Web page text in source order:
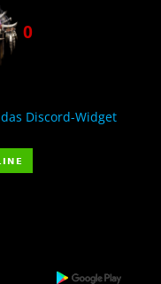
0
Discord-Widget